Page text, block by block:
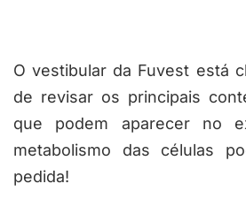
O vestibular da Fuvest está
de revisar os principais
que podem aparecer no
metabolismo das células
pedida!